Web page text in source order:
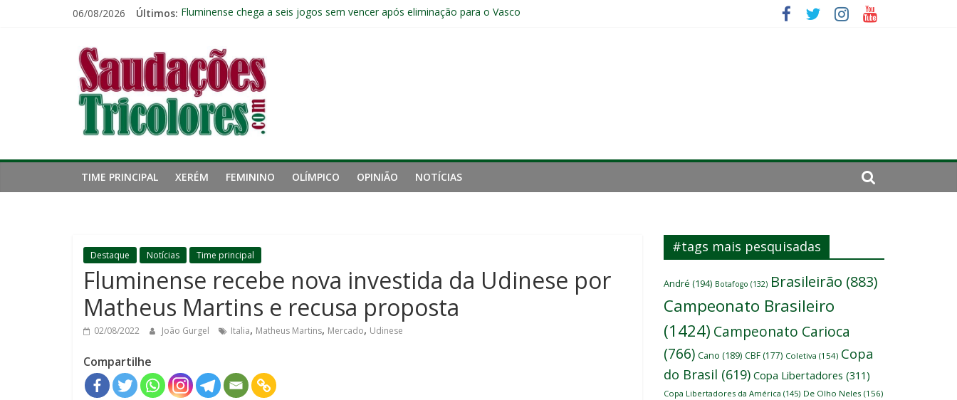
06/08/2026 Últimos: Fluminense chega a seis jogos sem vencer após eliminação para o Vasco
Eliminação para o Vasco amplia jejum do Fluminense para seis jogos, a pior sequência desde a crise de 2024
Reféns da própria inércia: A manutenção de Zubeldía e o risco de jogar o ano do Flu no lixo
Saudações
Tricolores
TIME PRINCIPAL XERÉM FEMININO OLÍMPICO OPINIÃO NOTÍCIAS
Destaque Notícias Time principal
Fluminense recebe nova investida da Udinese por
Matheus Martins e recusa proposta
02/08/2022 João Gurgel Italia, Matheus Martins, Mercado, Udinese
Compartilhe
#tags mais pesquisadas
André (194) Botafogo (132) Brasileirão (883)
Campeonato Brasileiro
(1424) Campeonato Carioca
(766) Cano (189) CBF (177) Coletiva (154) Copa
do Brasil (619) Copa Libertadores (311)
Copa Libertadores da América (145) De Olho Neles (156)